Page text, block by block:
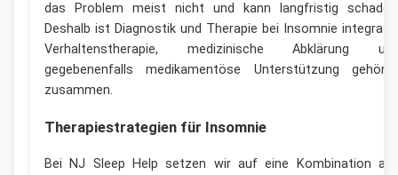
das Problem meist nicht und kann langfristig
Deshalb ist Diagnostik und Therapie bei Insomnie
Verhaltenstherapie, medizinische Abklärung
gegebenenfalls medikamentöse Unterstützung
zusammen.
Therapiestrategien für Insomnie
Bei NJ Sleep Help setzen wir auf eine Kombination